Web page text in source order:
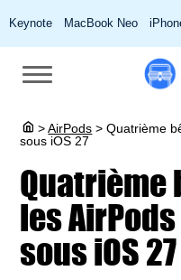
Keynote MacBook Neo
> AirPods > Quatrième
sous iOS 27
Quatrième
les
sous iOS 27